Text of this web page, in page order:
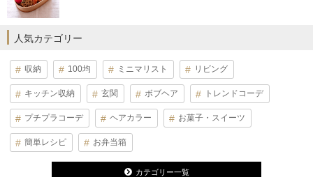
人気カテゴリー
収納 100均 ミニマリスト リビング
キッチン収納 玄関 ボブヘア トレンドコーデ
プチプラコーデ ヘアカラー お菓子・スイーツ
簡単レシピ お弁当箱
カテゴリー一覧